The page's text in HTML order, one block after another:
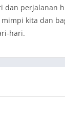
dan perjalanan
kita dan
hari.